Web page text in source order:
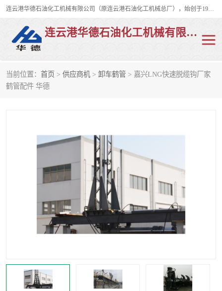
连云港华德石油化工机械有限公司（原连云港石油化工机械总厂），始创于1982年，是从事码头船用流体装卸臂、陆用流体装卸臂（鹤管）、活动梯、钢构平台、定量装车系统等全系列流体装卸设备的设计、制造、销售以及服务的专业供应商。
连云港华德石油化工机械有限公司
当前位置： 首页 > 供应商机 > 卸车鹤管 > 嘉兴LNG快速脱缆钩厂家
鹤管配件 华德
陆用流体装卸臂
LNG鹤管 活动梯
卸车鹤管
装车鹤管
紧急脱离干式接头 火车鹤管
汽车鹤管 顶部鹤管
浮动出油装置 鹤管